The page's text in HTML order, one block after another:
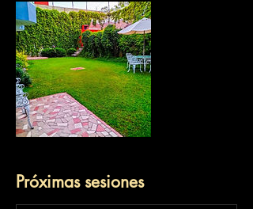
Próximas sesiones